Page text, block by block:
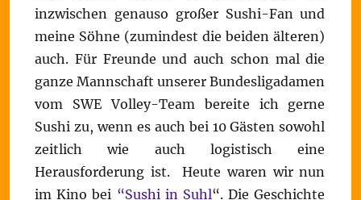
inzwischen genauso großer Sushi-Fan und
meine Söhne (zumindest die beiden älteren)
auch. Für Freunde und auch schon mal die
ganze Mannschaft unserer Bundesligadamen
vom SWE Volley-Team bereite ich gerne
Sushi zu, wenn es auch bei 10 Gästen sowohl
zeitlich wie auch logistisch eine
Herausforderung ist. Heute waren wir nun
im Kino bei “Sushi in Suhl“. Die Geschichte